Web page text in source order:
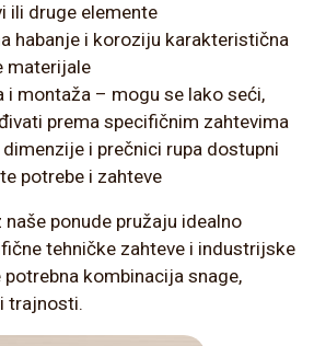
ili druge elemente
habanje i koroziju karakteristična
materijale
i montaža – mogu se lako seći,
prema specifičnim zahtevima
dimenzije i prečnici rupa dostupni
potrebe i zahteve
naše ponude pružaju idealno
tehničke zahteve i industrijske
kombinacija snage,
trajnosti.